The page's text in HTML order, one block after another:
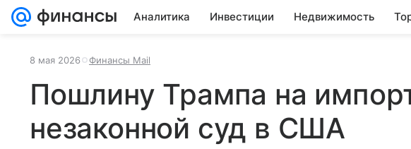
Аналитика Инвестиции Недвижимость
8 мая 2026 Финансы Mail
Пошлину Трампа на
незаконной суд в США